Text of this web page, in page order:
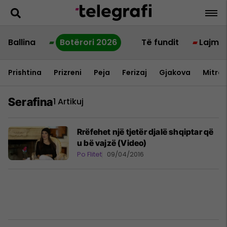
Ballina Botërori 2026 Të fundit Lajme
Prishtina Prizreni Peja Ferizaj Gjakova
Serafina1 Artikuj
Rrëfehet një tjetër djalë shqiptar që
u bë vajzë (Video)
Po Flitet 09/04/2016